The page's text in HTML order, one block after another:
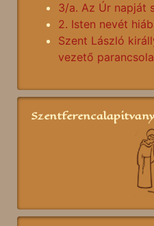
3/a. Az Úr napját
2. Isten nevét
Szent László
vezető